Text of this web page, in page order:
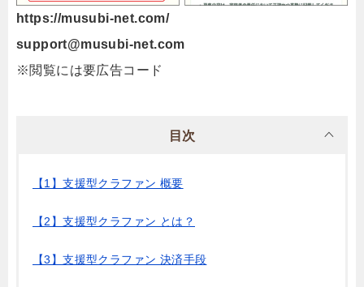
https://musubi-net.com/
support@musubi-net.com
※閲覧には要広告コード
目次
【1】支援型クラファン 概要
【2】支援型クラファン とは？
【3】支援型クラファン 決済手段